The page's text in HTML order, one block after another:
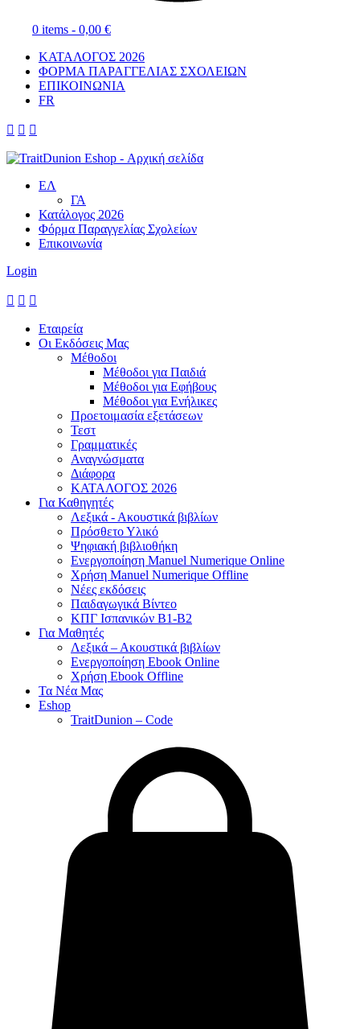
0 items - 0,00 €
ΚΑΤΑΛΟΓΟΣ 2026
ΦΟΡΜΑ ΠΑΡΑΓΓΕΛΙΑΣ ΣΧΟΛΕΙΩΝ
ΕΠΙΚΟΙΝΩΝΙΑ
FR
  
ΕΛ
ΓΑ
Κατάλογος 2026
Φόρμα Παραγγελίας Σχολείων
Επικοινωνία
Login
  
Εταιρεία
Οι Εκδόσεις Μας
Μέθοδοι
Μέθοδοι για Παιδιά
Μέθοδοι για Εφήβους
Μέθοδοι για Ενήλικες
Προετοιμασία εξετάσεων
Τεστ
Γραμματικές
Αναγνώσματα
Διάφορα
ΚΑΤΑΛΟΓΟΣ 2026
Για Καθηγητές
Λεξικά - Ακουστικά βιβλίων
Πρόσθετο Υλικό
Ψηφιακή βιβλιοθήκη
Ενεργοποίηση Manuel Numerique Online
Χρήση Manuel Numerique Offline
Νέες εκδόσεις
Παιδαγωγικά Βίντεο
ΚΠΓ Ισπανικών B1-B2
Για Μαθητές
Λεξικά – Ακουστικά βιβλίων
Ενεργοποίηση Ebook Online
Χρήση Ebook Offline
Τα Νέα Μας
Eshop
TraitDunion – Code